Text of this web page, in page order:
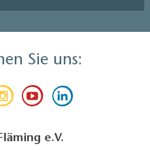
Sie uns:
e.V.